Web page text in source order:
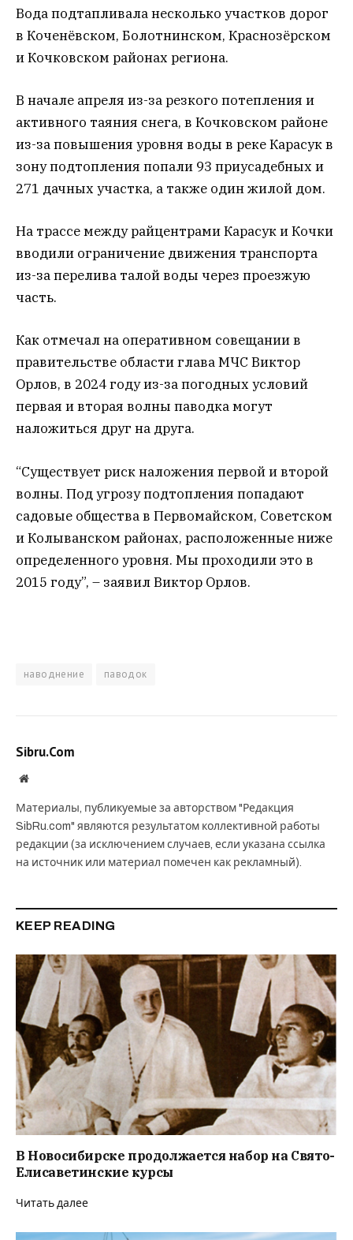
Вода подтапливала несколько участков дорог
в Коченёвском, Болотнинском, Краснозёрском
и Кочковском районах региона.
В начале апреля из-за резкого потепления и
активного таяния снега, в Кочковском районе
из-за повышения уровня воды в реке Карасук в
зону подтопления попали 93 приусадебных и
271 дачных участка, а также один жилой дом.
На трассе между райцентрами Карасук и Кочки
вводили ограничение движения транспорта
из-за перелива талой воды через проезжую
часть.
Как отмечал на оперативном совещании в
правительстве области глава МЧС Виктор
Орлов, в 2024 году из-за погодных условий
первая и вторая волны паводка могут
наложиться друг на друга.
“Существует риск наложения первой и второй
волны. Под угрозу подтопления попадают
садовые общества в Первомайском, Советском
и Колыванском районах, расположенные ниже
определенного уровня. Мы проходили это в
2015 году”, – заявил Виктор Орлов.
наводнение паводок
Sibru.Com
Website
Материалы, публикуемые за авторством "Редакция
SibRu.com" являются результатом коллективной работы
редакции (за исключением случаев, если указана ссылка
на источник или материал помечен как рекламный).
KEEP READING
В Новосибирске продолжается набор на Свято-
Елисаветинские курсы
Читать далее